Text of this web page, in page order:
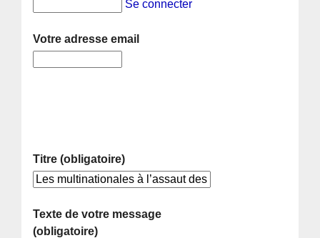
Se connecter
Votre adresse email
Titre (obligatoire)
Texte de votre message
(obligatoire)